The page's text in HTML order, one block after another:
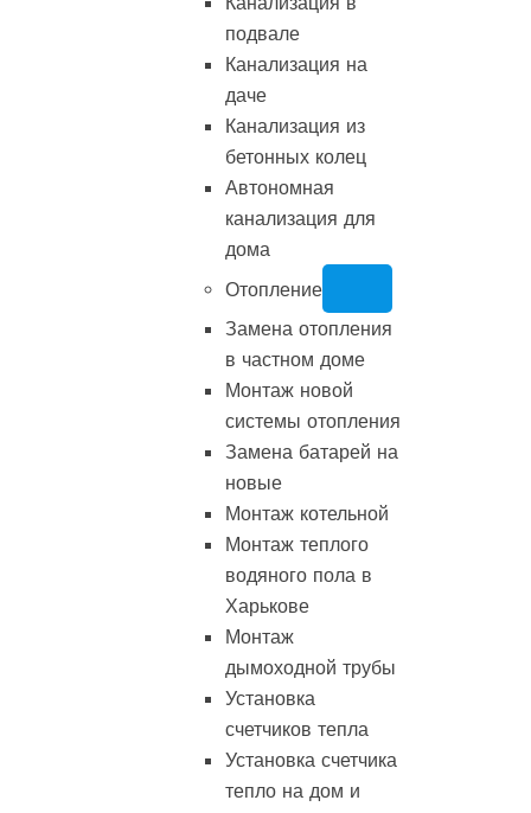
подвале
Канализация на
даче
Канализация из
бетонных колец
Автономная
канализация для
дома
Отопление
Замена отопления
в частном доме
Монтаж новой
системы отопления
Замена батарей на
новые
Монтаж котельной
Монтаж теплого
водяного пола в
Харькове
Монтаж
дымоходной трубы
Установка
счетчиков тепла
Установка счетчика
тепло на дом и